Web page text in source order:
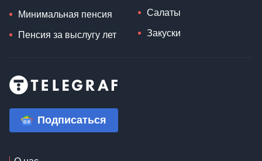
Минимальная пенсия
Пенсия за выслугу лет
Салаты
Закуски
Подписаться